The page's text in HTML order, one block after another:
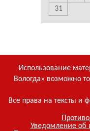
31
Использование
Вологда» возможно
Все права на тексты и
Уведомление об